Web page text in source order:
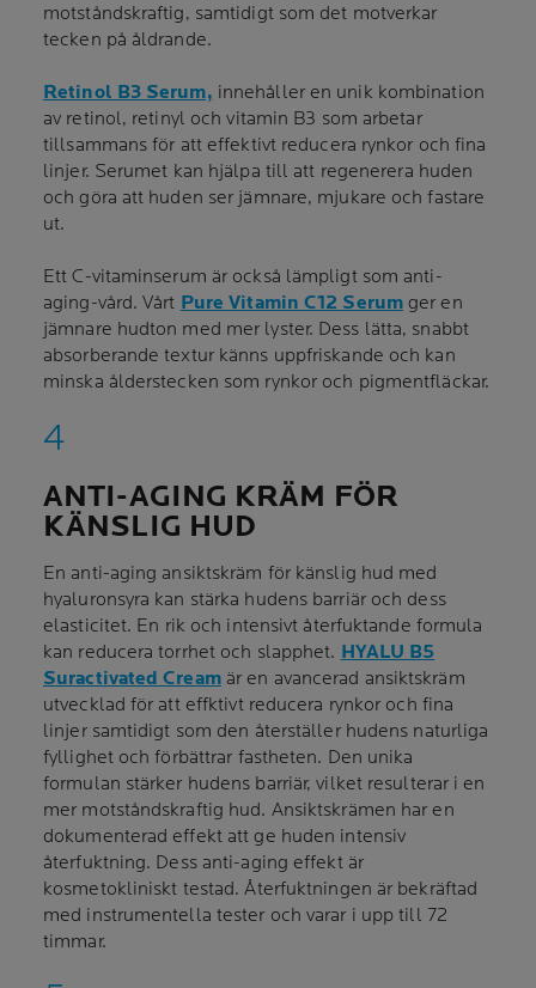
motståndskraftig, samtidigt som det motverkar
tecken på åldrande.
Retinol B3 Serum, innehåller en unik kombination
av retinol, retinyl och vitamin B3 som arbetar
tillsammans för att effektivt reducera rynkor och fina
linjer. Serumet kan hjälpa till att regenerera huden
och göra att huden ser jämnare, mjukare och fastare
ut.
Ett C-vitaminserum är också lämpligt som anti-
aging-vård. Vårt Pure Vitamin C12 Serumger en
jämnare hudton med mer lyster. Dess lätta, snabbt
absorberande textur känns uppfriskande och kan
minska ålderstecken som rynkor och pigmentfläckar.
ANTI-AGING KRÄM FÖR
KÄNSLIG HUD
En anti-aging ansiktskräm för känslig hud med
hyaluronsyra kan stärka hudens barriär och dess
elasticitet. En rik och intensivt återfuktande formula
kan reducera torrhet och slapphet. HYALU B5
Suractivated Creamär en avancerad ansiktskräm
utvecklad för att effktivt reducera rynkor och fina
linjer samtidigt som den återställer hudens naturliga
fyllighet och förbättrar fastheten. Den unika
formulan stärker hudens barriär, vilket resulterar i en
mer motståndskraftig hud. Ansiktskrämen har en
dokumenterad effekt att ge huden intensiv
återfuktning. Dess anti-aging effekt är
kosmetokliniskt testad. Återfuktningen är bekräftad
med instrumentella tester och varar i upp till 72
timmar.